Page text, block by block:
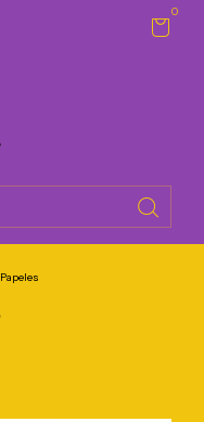
0
Papeles